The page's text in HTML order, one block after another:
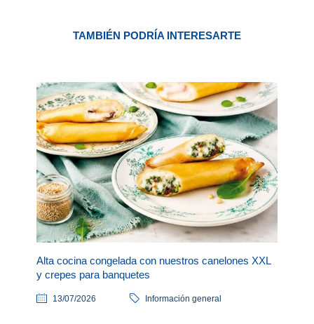
TAMBIÉN PODRÍA INTERESARTE
Alta cocina congelada con nuestros canelones XXL
y crepes para banquetes
13/07/2026 Información general